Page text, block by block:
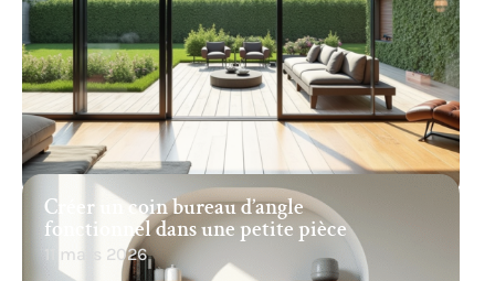
Créer un coin bureau d’angle
fonctionnel dans une petite pièce
11 mars 2026